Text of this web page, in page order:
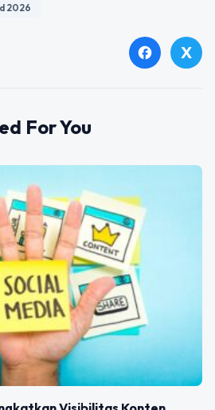
2026
facebook X
For You